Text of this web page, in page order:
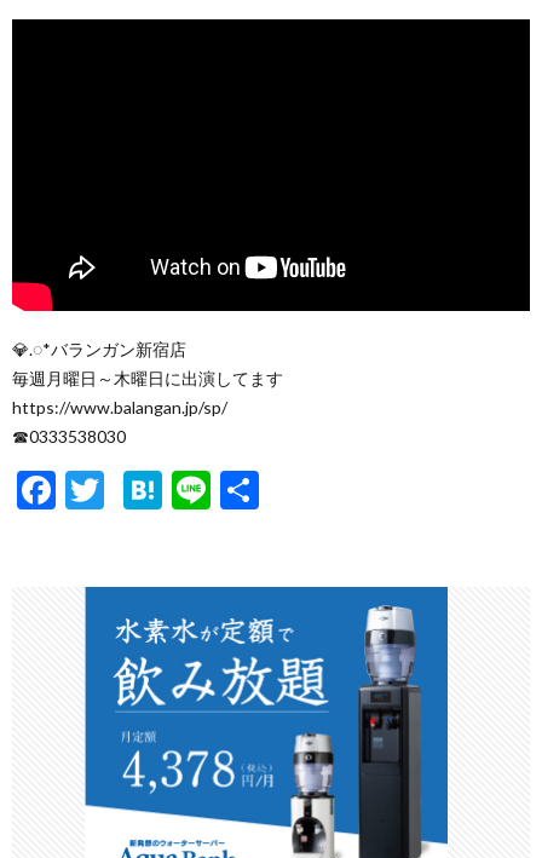
💎.◌*バランガン新宿店
毎週月曜日～木曜日に出演してます
https://www.balangan.jp/sp/
☎︎0333538030
F
T
H
a
Li